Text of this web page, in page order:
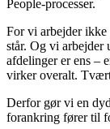
People-processer.
For vi arbejder ikke
står. Og vi arbejder
afdelinger er ens –
virker overalt.
Derfor gør vi en
forankring fører til